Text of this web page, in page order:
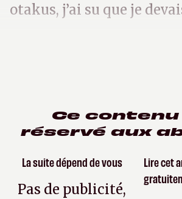
otakus, j’ai su que je
Ce
réservé aux
La suite dépend de vous
Pas de publicité,
Lire cet